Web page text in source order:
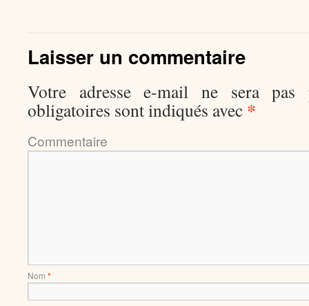
Laisser un commentaire
Votre adresse e-mail ne sera pas
obligatoires sont indiqués avec *
Nom *